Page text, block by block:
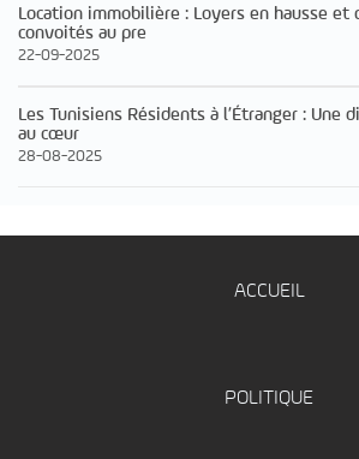
Location immobilière : Loyers en hausse et
convoités au pre
22-09-2025
Les Tunisiens Résidents à l’Étranger : Une
au cœur
28-08-2025
ACCUEIL
POLITIQUE